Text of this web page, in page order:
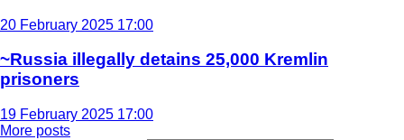
20 February 2025 17:00
~Russia illegally detains 25,000 Kremlin
prisoners
19 February 2025 17:00
More posts